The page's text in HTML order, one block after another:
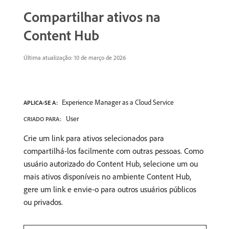
Compartilhar ativos na
Content Hub
Última atualização: 10 de março de 2026
APLICA-SE A: Experience Manager as a Cloud Service
CRIADO PARA: User
Crie um link para ativos selecionados para
compartilhá-los facilmente com outras pessoas. Como
usuário autorizado do Content Hub, selecione um ou
mais ativos disponíveis no ambiente Content Hub,
gere um link e envie-o para outros usuários públicos
ou privados.